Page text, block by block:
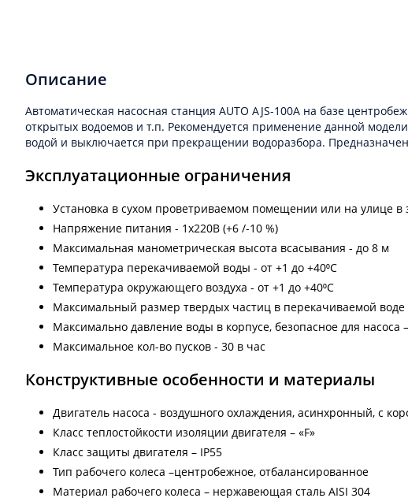
Описание
Автоматическая насосная станция AUTO AJS-100A на базе
открытых водоемов и т.п. Рекомендуется применение данной
водой и выключается при прекращении водоразбора.
Эксплуатационные ограничения
Установка в сухом проветриваемом помещении или на улице
Напряжение питания - 1х220В (+6 /-10 %)
Максимальная манометрическая высота всасывания - до 8 м
Температура перекачиваемой воды - от +1 до +40⁰С
Температура окружающего воздуха - от +1 до +40⁰С
Максимальный размер твердых частиц в перекачиваемой
Максимально давление воды в корпусе, безопасное для насоса
Максимальное кол-во пусков - 30 в час
Конструктивные особенности и материалы
Двигатель насоса - воздушного охлаждения, асинхронный, с
Класс теплостойкости изоляции двигателя – «F»
Класс защиты двигателя – IP55
Тип рабочего колеса –центробежное, отбалансированное
Материал рабочего колеса – нержавеющая сталь AISI 304